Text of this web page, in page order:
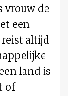
vrouw de
een
altijd
land is
of